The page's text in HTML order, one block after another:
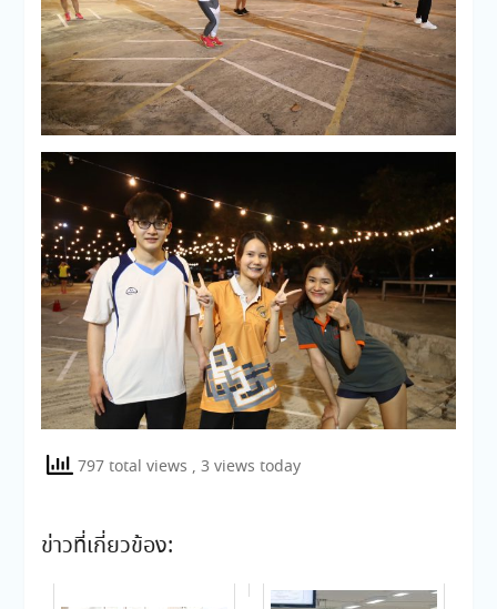
797 total views , 3 views today
ข่าวที่เกี่ยวข้อง: